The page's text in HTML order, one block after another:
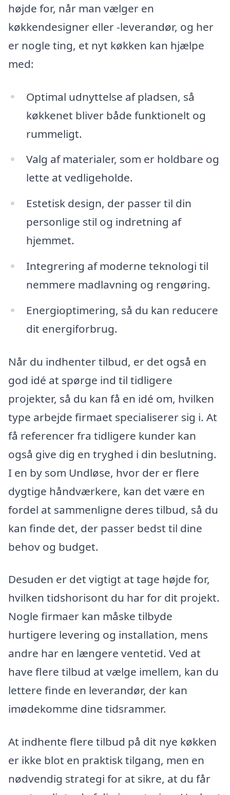
højde for, når man vælger en
køkkendesigner eller -leverandør, og her
er nogle ting, et nyt køkken kan hjælpe
med:
Optimal udnyttelse af pladsen, så
køkkenet bliver både funktionelt og
rummeligt.
Valg af materialer, som er holdbare og
lette at vedligeholde.
Estetisk design, der passer til din
personlige stil og indretning af
hjemmet.
Integrering af moderne teknologi til
nemmere madlavning og rengøring.
Energioptimering, så du kan reducere
dit energiforbrug.
Når du indhenter tilbud, er det også en
god idé at spørge ind til tidligere
projekter, så du kan få en idé om, hvilken
type arbejde firmaet specialiserer sig i. At
få referencer fra tidligere kunder kan
også give dig en tryghed i din beslutning.
I en by som Undløse, hvor der er flere
dygtige håndværkere, kan det være en
fordel at sammenligne deres tilbud, så du
kan finde det, der passer bedst til dine
behov og budget.
Desuden er det vigtigt at tage højde for,
hvilken tidshorisont du har for dit projekt.
Nogle firmaer kan måske tilbyde
hurtigere levering og installation, mens
andre har en længere ventetid. Ved at
have flere tilbud at vælge imellem, kan du
lettere finde en leverandør, der kan
imødekomme dine tidsrammer.
At indhente flere tilbud på dit nye køkken
er ikke blot en praktisk tilgang, men en
nødvendig strategi for at sikre, at du får